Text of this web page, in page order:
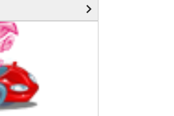
navigate_next